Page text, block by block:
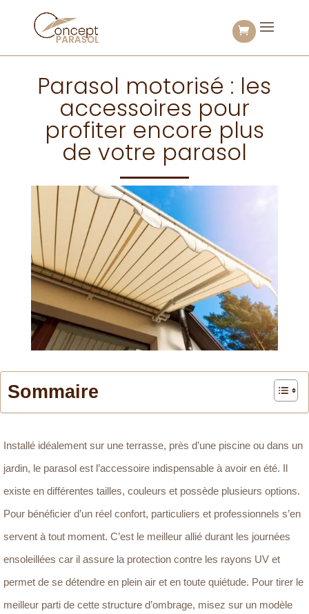
Parasol motorisé : les
accessoires pour
profiter encore plus
de votre parasol
Sommaire
Installé idéalement sur une terrasse, près d’une piscine ou dans un
jardin, le parasol est l’accessoire indispensable à avoir en été. Il
existe en différentes tailles, couleurs et possède plusieurs options.
Pour bénéficier d’un réel confort, particuliers et professionnels s’en
servent à tout moment. C’est le meilleur allié durant les journées
ensoleillées car il assure la protection contre les rayons UV et
permet de se détendre en plein air et en toute quiétude. Pour tirer le
meilleur parti de cette structure d’ombrage, misez sur un modèle